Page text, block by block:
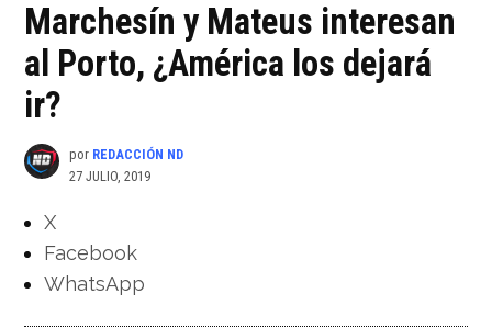
Marchesín y Mateus interesan
al Porto, ¿América los dejará
ir?
por REDACCIÓN ND
27 JULIO, 2019
X
Facebook
WhatsApp